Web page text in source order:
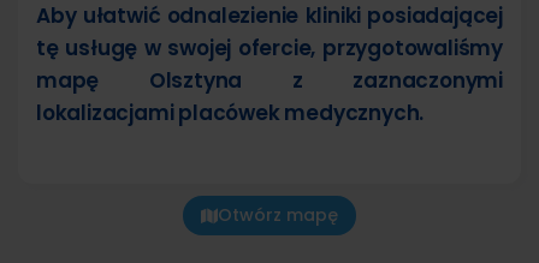
Aby ułatwić odnalezienie kliniki posiadającej
tę usługę w swojej ofercie, przygotowaliśmy
mapę Olsztyna z zaznaczonymi
lokalizacjami placówek medycznych.
Otwórz mapę